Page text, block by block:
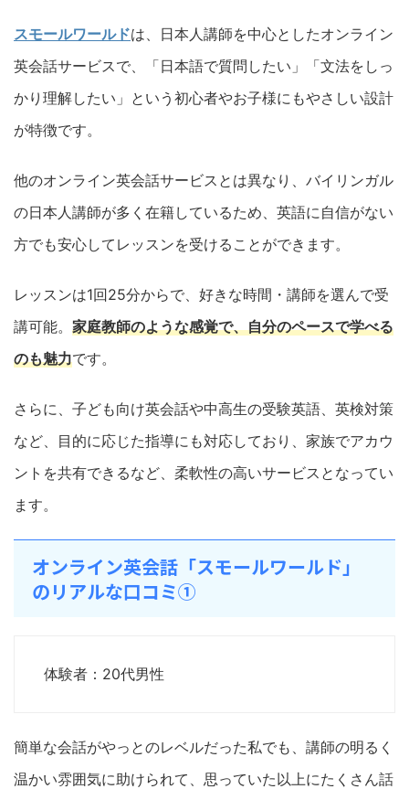
スモールワールドは、日本人講師を中心としたオンライン
英会話サービスで、「日本語で質問したい」「文法をしっ
かり理解したい」という初心者やお子様にもやさしい設計
が特徴です。
他のオンライン英会話サービスとは異なり、バイリンガル
の日本人講師が多く在籍しているため、英語に自信がない
方でも安心してレッスンを受けることができます。
レッスンは1回25分からで、好きな時間・講師を選んで受
講可能。 家庭教師のような感覚で、自分のペースで学べる
のも魅力です。
さらに、子ども向け英会話や中高生の受験英語、英検対策
など、目的に応じた指導にも対応しており、家族でアカウ
ントを共有できるなど、柔軟性の高いサービスとなってい
ます。
オンライン英会話「スモールワールド」
のリアルな口コミ①
体験者：20代男性
簡単な会話がやっとのレベルだった私でも、講師の明るく
温かい雰囲気に助けられて、思っていた以上にたくさん話